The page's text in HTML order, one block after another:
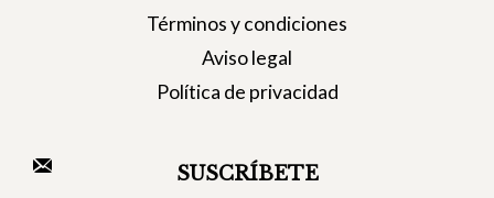
Términos y condiciones
Aviso legal
Política de privacidad
SUSCRÍBETE